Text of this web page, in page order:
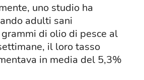
uno studio ha
adulti sani
di olio di pesce al
il loro tasso
in media del 5,3%